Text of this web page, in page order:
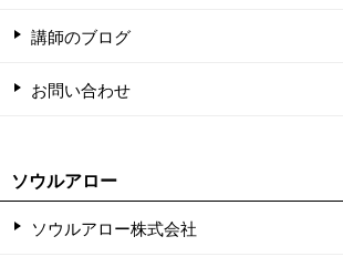
講師のブログ
お問い合わせ
ソウルアロー
ソウルアロー株式会社